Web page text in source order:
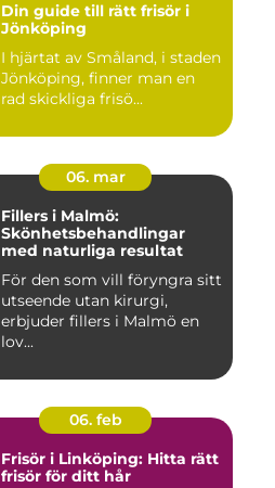
Din guide till rätt frisör i
Jönköping
I hjärtat av Småland, i staden
Jönköping, finner man en
rad skickliga frisö...
06. mar
Fillers i Malmö:
Skönhetsbehandlingar
med naturliga resultat
För den som vill föryngra sitt
utseende utan kirurgi,
erbjuder fillers i Malmö en
lov...
06. feb
Frisör i Linköping: Hitta rätt
frisör för ditt hår